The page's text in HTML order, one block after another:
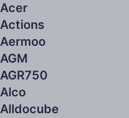
Acer
Actions
Aermoo
AGM
AGR750
Alco
Alldocube